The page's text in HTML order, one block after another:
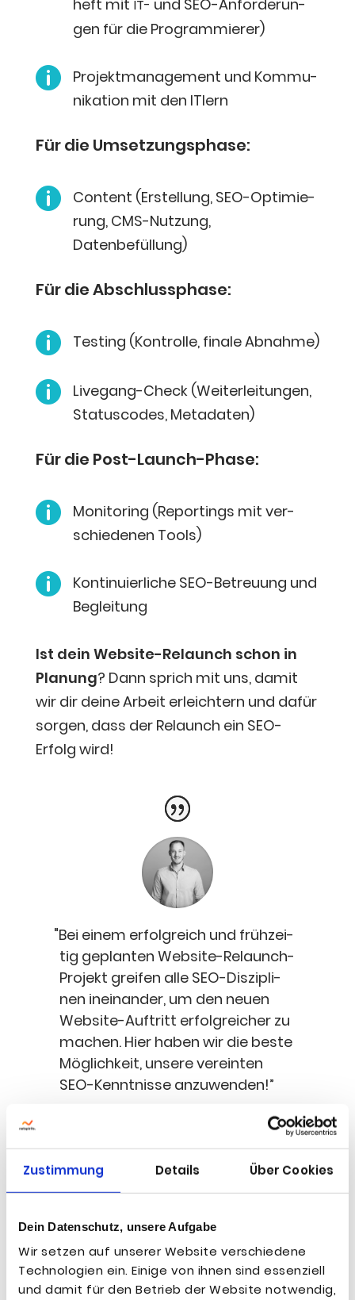
Zustimmung Details Über Cookies
Dein Datenschutz, unsere Aufgabe
Wir setzen auf unserer Website verschiedene
Technologien ein. Einige von ihnen sind essenziell
und damit für den Betrieb der Website notwendig,
heft mit IT- und SEO-Anfor­de­run­
gen für die Programmierer)

Pro­jekt­ma­nage­ment und Kom­mu­
ni­ka­ti­on mit den ITlern
Für die Umsetzungsphase:

Con­tent (Erstel­lung, SEO-Opti­mie­
rung, CMS-Nut­zung,
Datenbefüllung)
Für die Abschlussphase:
 Test­ing (Kon­trol­le, fina­le Abnahme)

Live­gang-Check (Wei­ter­lei­tun­gen,
Sta­tus­codes, Metadaten)
Für die Post-Launch-Phase:

Moni­to­ring (Reportings mit ver­
schie­de­nen Tools)

Kon­ti­nu­ier­li­che SEO-Betreu­ung und
Begleitung
Ist dein Web­site-Relaunch schon in
Pla­nung? Dann sprich mit uns, damit
wir dir dei­ne Arbeit erleich­tern und dafür
sor­gen, dass der Relaunch ein SEO-
Erfolg wird!
"Bei einem erfolg­reich und früh­zei­
tig geplan­ten Web­site-Relaunch-
Pro­jekt grei­fen alle SEO-Dis­zi­pli­
nen inein­an­der, um den neu­en
Web­site-Auf­tritt erfolg­rei­cher zu
machen. Hier haben wir die bes­te
Mög­lich­keit, unse­re ver­ein­ten
SEO-Kennt­nis­se anzuwenden!”
Jus­tin Tiegs
Team Lead
SEO, netspirits
Was genau ist ein Website-
Relaunch?